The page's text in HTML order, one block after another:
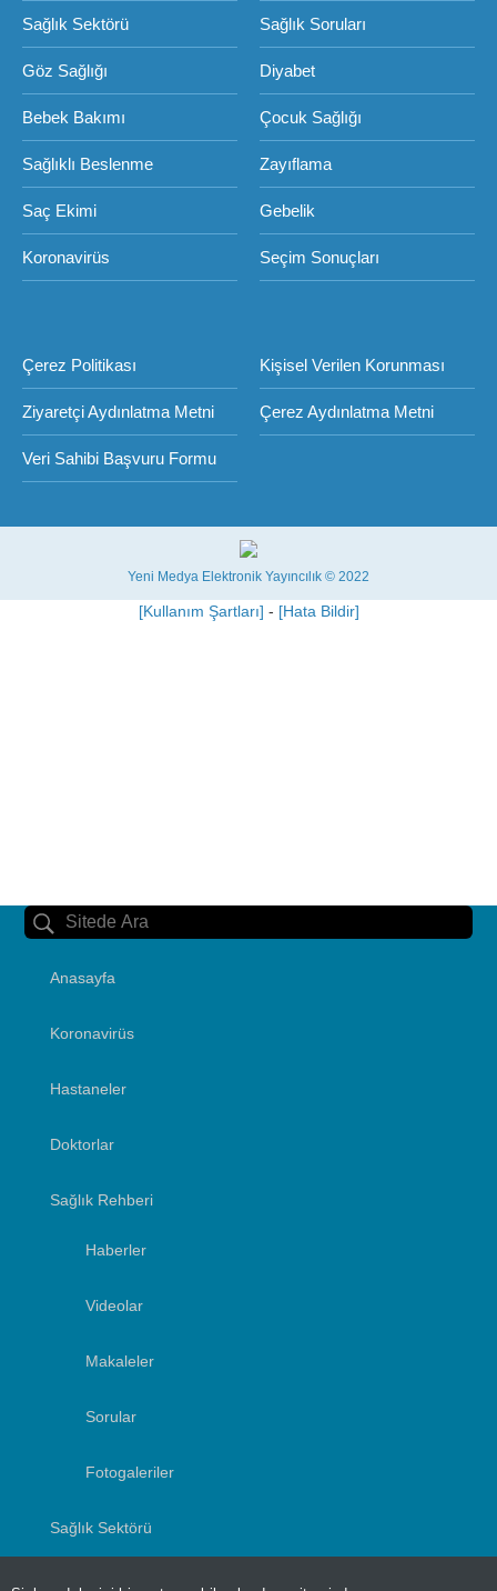
Sağlık Sektörü Sağlık Soruları
Göz Sağlığı Diyabet
Bebek Bakımı Çocuk Sağlığı
Sağlıklı Beslenme Zayıflama
Saç Ekimi Gebelik
Koronavirüs Seçim Sonuçları
Çerez Politikası Kişisel Verilen Korunması
Ziyaretçi Aydınlatma Metni Çerez Aydınlatma Metni
Veri Sahibi Başvuru Formu
Yeni Medya Elektronik Yayıncılık © 2022
[Kullanım Şartları] - [Hata Bildir]
Anasayfa
Koronavirüs
Hastaneler
Doktorlar
Sağlık Rehberi
Haberler
Videolar
Makaleler
Sorular
Fotogaleriler
Sağlık Sektörü
Yazarlar